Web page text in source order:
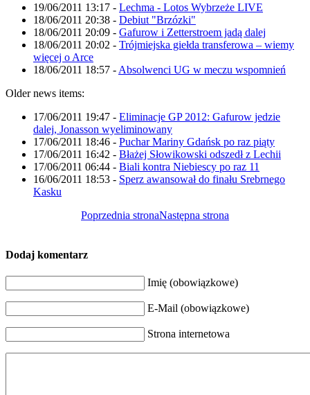
19/06/2011 13:17 - Lechma - Lotos Wybrzeże LIVE
18/06/2011 20:38 - Debiut "Brzózki"
18/06/2011 20:09 - Gafurow i Zetterstroem jadą dalej
18/06/2011 20:02 - Trójmiejska giełda transferowa – wiemy
więcej o Arce
18/06/2011 18:57 - Absolwenci UG w meczu wspomnień
Older news items:
17/06/2011 19:47 - Eliminacje GP 2012: Gafurow jedzie
dalej, Jonasson wyeliminowany
17/06/2011 18:46 - Puchar Mariny Gdańsk po raz piąty
17/06/2011 16:42 - Błażej Słowikowski odszedł z Lechii
17/06/2011 06:44 - Biali kontra Niebiescy po raz 11
16/06/2011 18:53 - Sperz awansował do finału Srebrnego
Kasku
Poprzednia stronaNastępna strona
Dodaj komentarz
Imię (obowiązkowe)
E-Mail (obowiązkowe)
Strona internetowa